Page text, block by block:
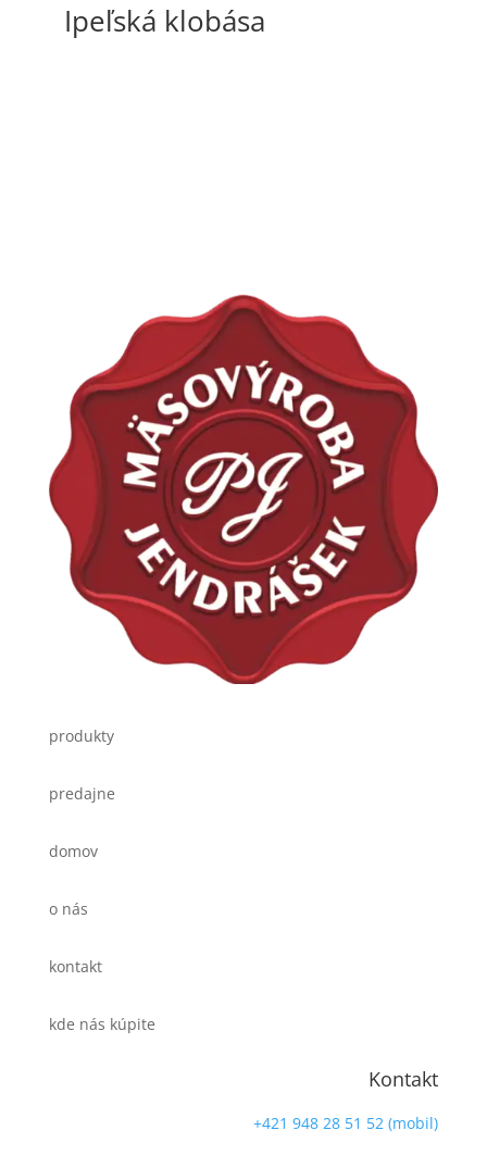
Ipeľská klobása
produkty
predajne
domov
o nás
kontakt
kde nás kúpite
Kontakt
+421 948 28 51 52 (mobil)